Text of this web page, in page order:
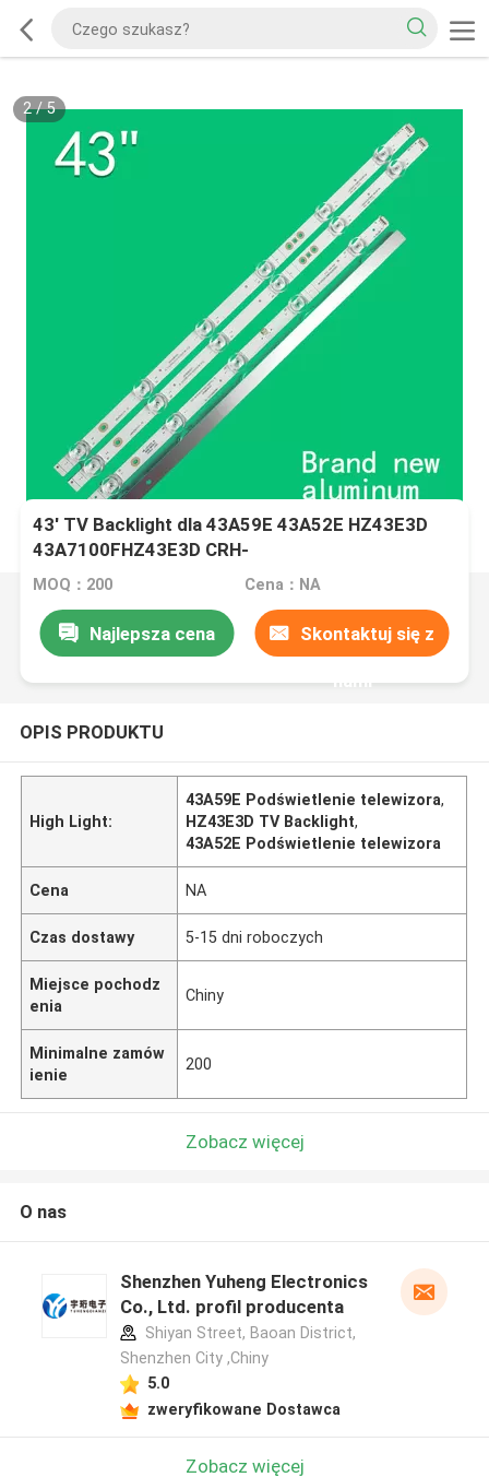
2/5
43' TV Backlight dla 43A59E 43A52E HZ43E3D
43A7100FHZ43E3D CRH-
BX55V1U713030T04108CS-REV1.2
MOQ：200 Cena：NA
Najlepsza cena Skontaktuj się z
nami
OPIS PRODUKTU
High Light:
43A59E Podświetlenie telewizora,
HZ43E3D TV Backlight,
43A52E Podświetlenie telewizora
Cena NA
Czas dostawy 5-15 dni roboczych
Miejsce pochodz
enia
Chiny
Minimalne zamów
ienie
200
Zobacz więcej
O nas
Shenzhen Yuheng Electronics
Co., Ltd. profil producenta
Shiyan Street, Baoan District,
Shenzhen City ,Chiny
5.0
zweryfikowane Dostawca
Zobacz więcej